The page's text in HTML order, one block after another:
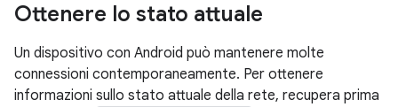
Ottenere lo stato attuale
Un dispositivo con Android può mantenere molte
connessioni contemporaneamente. Per ottenere
informazioni sullo stato attuale della rete, recupera prima